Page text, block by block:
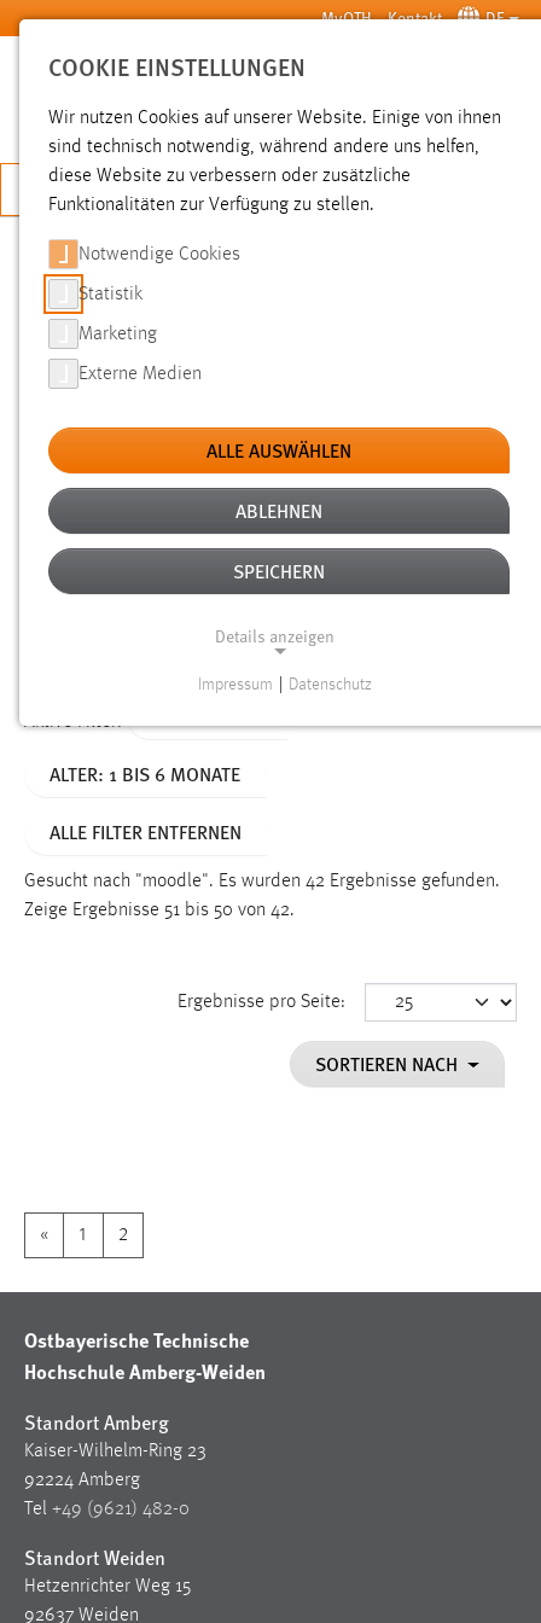
Zum Hauptinhalt springen MyOTH Kontakt DE
SUCHE
JETZT BEWERBEN
SUCHE
FILTER
Typ
Erstellungsdatum
Alter
Aktive Filter:
ALTER: 1 BIS 6 MONATE
ALLE FILTER ENTFERNEN
Gesucht nach "moodle". Es wurden 42 Ergebnisse gefunden.
Zeige Ergebnisse 51 bis 50 von 42.
Ergebnisse pro Seite:
SORTIEREN NACH
« 1 2
Ostbayerische Technische
Hochschule Amberg-Weiden
Standort Amberg
Kaiser-Wilhelm-Ring 23
92224 Amberg
Tel +49 (9621) 482-0
Standort Weiden
Hetzenrichter Weg 15
92637 Weiden
COOKIE EINSTELLUNGEN
Wir nutzen Cookies auf unserer Website. Einige von ihnen
sind technisch notwendig, während andere uns helfen,
diese Website zu verbessern oder zusätzliche
Funktionalitäten zur Verfügung zu stellen.
Notwendige Cookies
Statistik
Marketing
Externe Medien
ALLE AUSWÄHLEN
ABLEHNEN
SPEICHERN
Details anzeigen
Funktionen und sind für die einwandfreie Funktion der
Name:
Dieser Cookie speichert die ausgewählten Einverständnis-
Name:
Zweck:
gespeichert, ob man eingeloggt ist.
Sprachpräferenz
Name:
site-language-preference
Das Cookie speichert die gewählte Sprache der Website.
Cookie Laufzeit:
Impressum Datenschutz